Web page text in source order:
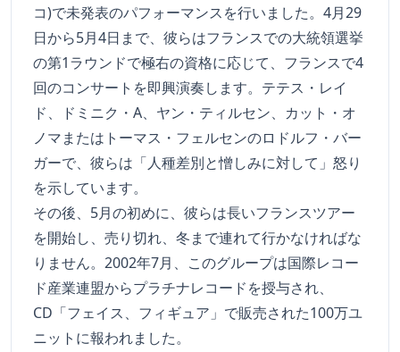
コ)で未発表のパフォーマンスを行いました。4月29
日から5月4日まで、彼らはフランスでの大統領選挙
の第1ラウンドで極右の資格に応じて、フランスで4
回のコンサートを即興演奏します。テテス・レイ
ド、ドミニク・A、ヤン・ティルセン、カット・オ
ノマまたはトーマス・フェルセンのロドルフ・バー
ガーで、彼らは「人種差別と憎しみに対して」怒り
を示しています。
その後、5月の初めに、彼らは長いフランスツアー
を開始し、売り切れ、冬まで連れて行かなければな
りません。2002年7月、このグループは国際レコー
ド産業連盟からプラチナレコードを授与され、
CD「フェイス、フィギュア」で販売された100万ユ
ニットに報われました。